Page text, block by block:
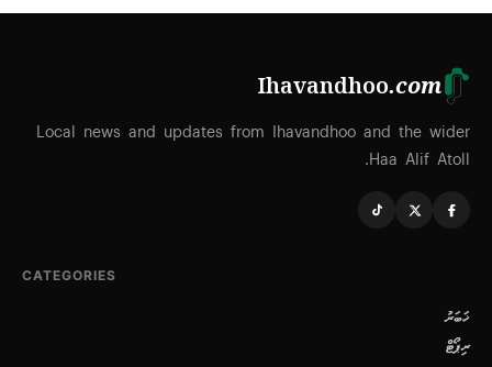
Ihavandhoo.com
Local news and updates from Ihavandhoo and the wider
Haa Alif Atoll.
CATEGORIES
ޚަބަރު
ރިޕޯޓް